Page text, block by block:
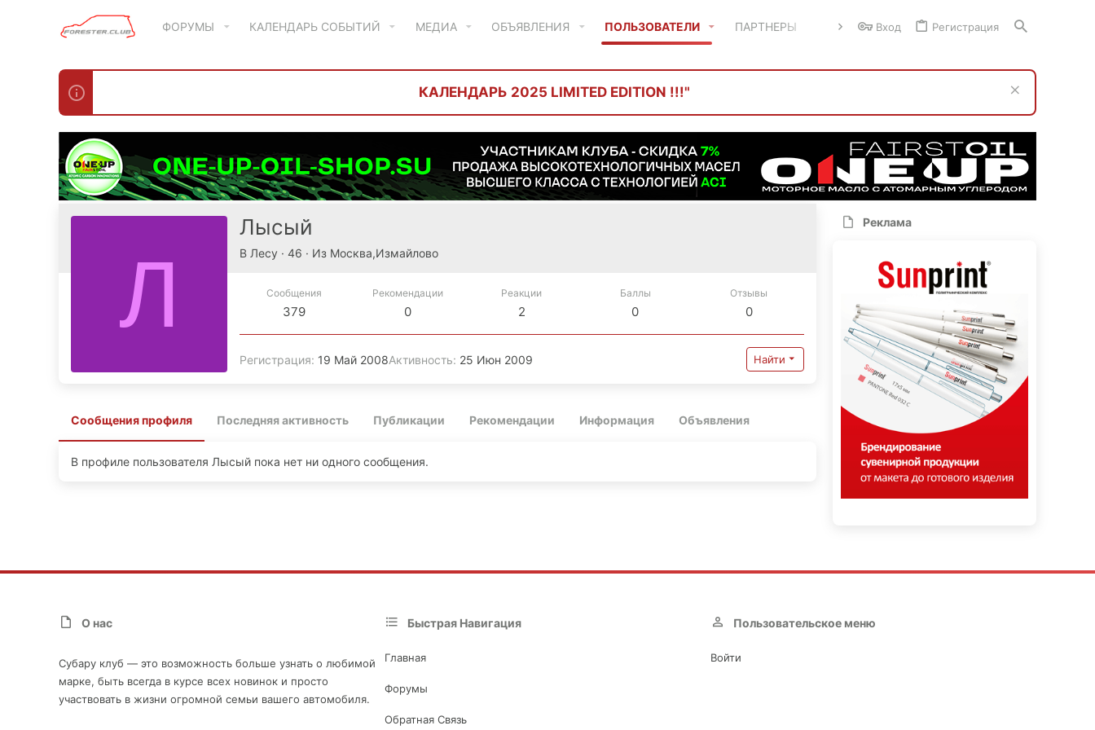
ФОРУМЫ КАЛЕНДАРЬ СОБЫТИЙ МЕДИА ОБЪЯВЛЕНИЯ ПОЛЬЗОВАТЕЛИ ПАРТНЕРЫ Вход Регистрация
КАЛЕНДАРЬ 2025 LIMITED EDITION !!!"
Л
Лысый
В Лесу · 46 · Из Москва,Измайлово
Сообщения
379
Рекомендации
0
Реакции
2
Баллы
0
Отзывы
0
Регистрация 19 Май 2008Активность 25 Июн 2009 Найти
Сообщения профиля Последняя активность Публикации Рекомендации Информация Объявления
В профиле пользователя Лысый пока нет ни одного сообщения.
Реклама
О нас
Субару клуб — это возможность больше узнать о любимой
марке, быть всегда в курсе всех новинок и просто
участвовать в жизни огромной семьи вашего автомобиля.
Быстрая Навигация
Главная
Форумы
Обратная Связь
Пользовательское меню
Войти